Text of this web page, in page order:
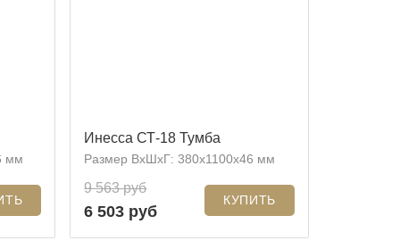
мм
Инесса СТ-18 Тумба
Размер ВхШхГ: 380x1100x46 мм
9 563 руб
6 503 руб